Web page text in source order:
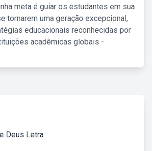
meta é guiar os estudantes em sua
tornarem uma geração excepcional,
educacionais reconhecidas por
acadêmicas globais -
Deus Letra